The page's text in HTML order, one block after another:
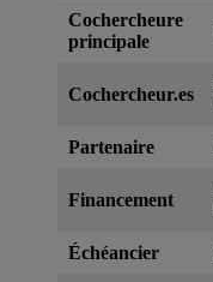
Cochercheure
principale
Cochercheur.es
Partenaire
Financement
Échéancier